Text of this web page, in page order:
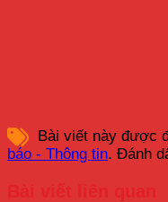
Bài viết này được
báo - Thông tin. Đánh